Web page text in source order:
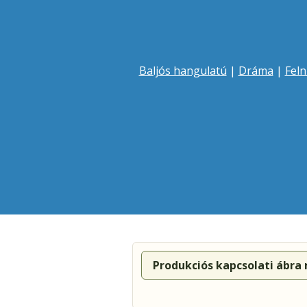
Baljós hangulatú | Dráma |
Produkciós kapcsolati